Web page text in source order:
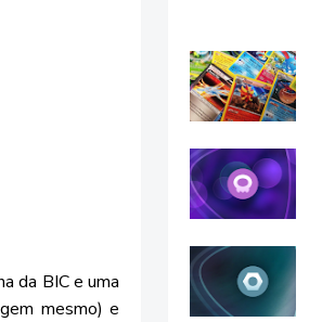
da BIC e uma
mesmo) e